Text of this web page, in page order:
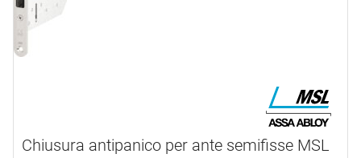
Chiusura antipanico per ante semifisse MSL